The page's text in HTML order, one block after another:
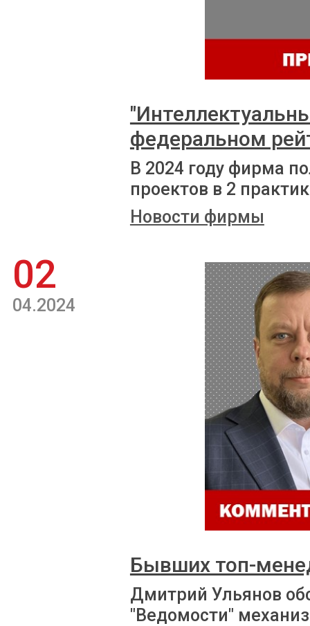
федеральном
В 2024 году фирма
проектов в 2
Новости фирмы
02
04.2024
Бывших топ-
Дмитрий Ульянов
"Ведомости"